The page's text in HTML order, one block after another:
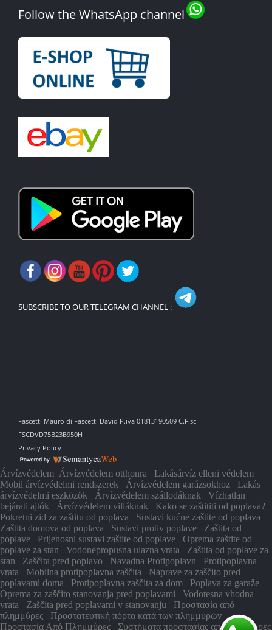
Follow the WhatsApp channel
SUBSCRIBE TO OUR TELEGRAM CHANNEL :
Fascetti Mauro di Fascetti David P.iva 01813190509 C.Fisc
FSCDVD75B23B950H
Privacy Policy
Árvízvédelem Árvízvédelem otthonra
Lakásárvíz elleni védelem
Mobil árvízvédelmi rendszerek
Árvízvédelem garázsokhoz
Lakás
árvízvédelmi eszközök
Árvízvédelem szállodáknak
Vízhatlan
bejárati ajtók
Árvízvédelem villáknak
Kako se zaštititi od poplava?
Pokretni zid za zaštitu od poplava
Sustavi kućne zaštite od poplava
Zaštita domova od poplava
Sustavi protiv poplave
Zaštita od
poplave
Prijenosni sustavi zaštite od poplave
Oprema zaštite od
poplave za stan
Vodonepropusna ulazna vrata
Zaštita od poplave za
stan
Zaščita pred poplavo Navadna Protipoplavn
Protipoplavna
vrata
Mobilna protipoplavna zaščita
Naprave za zaščito pred
poplavami doma
Protipoplavna zaščita za dom
Poplava za garaže
Oprema za zaščito stanovanja pred poplavami
Vodotesna vhodna
vrata
Zaščita pred poplavami v stanovanju
Προστασία από
πλημμύρες
Προστατευτική πόρτα κατά των πλημμυρών
Προστασία Από Πλημμύρες
Συστήματα προστασίας από πλημμύρες